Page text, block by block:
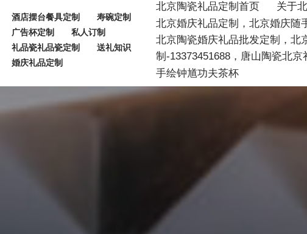
酒店摆台餐具定制
寿碗定制
广告杯定制
私人订制
礼品瓷礼品瓷定制
送礼知识
婚庆礼品定制
北京陶瓷礼品定制首页 关于
北京婚庆礼品定制，北京婚庆随
北京陶瓷婚庆礼品批发定制，北
制-13373451688，唐山陶瓷北
手绘钟馗功夫茶杯